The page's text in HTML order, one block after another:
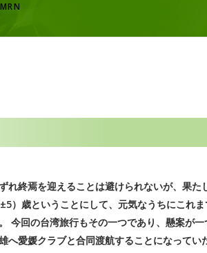
MRN
終焉を迎えることは避けられないが、果た
）歳ということにして、元気なうちにこれ
今回の台湾旅行もその一つであり、懸案が
へ愛媛クラブと合同渡航することになって